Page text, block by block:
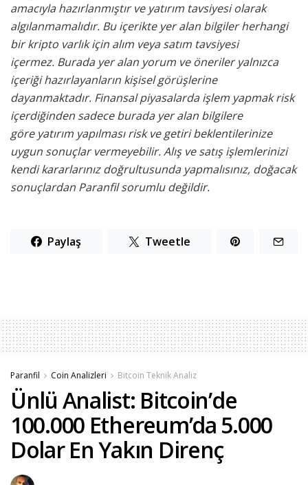
amacıyla hazırlanmıştır ve yatırım tavsiyesi olarak
algılanmamalıdır. Bu içerikte yer alan bilgiler herhangi
bir kripto varlık için alım veya satım tavsiyesi
içermez. Burada yer alan yorum ve öneriler yalnızca
içeriği hazırlayanların kişisel görüşlerine
dayanmaktadır. Finansal piyasalarda işlem yapmak risk
içerdiğinden sadece burada yer alan bilgilere
göre yatırım yapılması risk ve getiri beklentilerinize
uygun sonuçlar vermeyebilir. Alış ve satış işlemlerinizi
kendi kararlarınız doğrultusunda yapmalısınız, doğacak
sonuçlardan Paranfil sorumlu değildir.
Paylaş Tweetle
Paranfil Coin Analizleri Bitcoin Teknik Analiz
Ünlü Analist: Bitcoin’de
100.000 Ethereum’da 5.000
Dolar En Yakın Direnç